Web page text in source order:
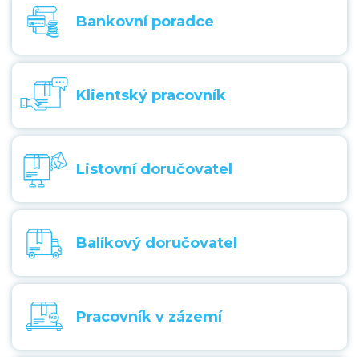
Bankovní poradce
Klientský pracovník
Listovní doručovatel
Balíkový doručovatel
Pracovník v zázemí